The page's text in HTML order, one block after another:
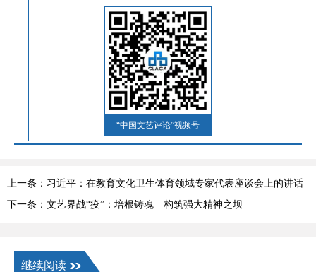
“中国文艺评论”视频号
上一条：习近平：在教育文化卫生体育领域专家代表座谈会上的讲话
下一条：文艺界战“疫”：培根铸魂 构筑强大精神之坝
继续阅读